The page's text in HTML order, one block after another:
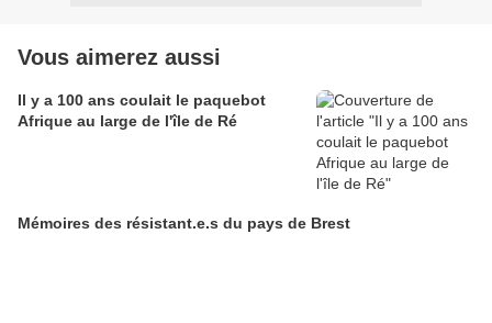
Vous aimerez aussi
Il y a 100 ans coulait le paquebot
Afrique au large de l'île de Ré
Mémoires des résistant.e.s du pays de Brest